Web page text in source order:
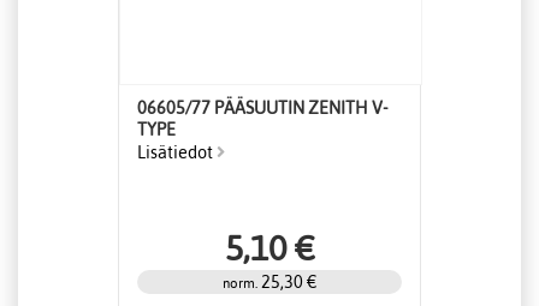
06605/77 PÄÄSUUTIN ZENITH V-
TYPE
Lisätiedot
5,10 €
norm. 25,30 €